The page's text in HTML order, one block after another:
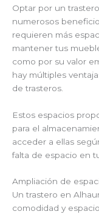
Optar por un
numerosos
requieren más
mantener tus
como por su valor
hay múltiples
de trasteros.
Estos espacios
para el
acceder a ellas
falta de espacio en
Ampliación de
Un trastero en
comodidad y